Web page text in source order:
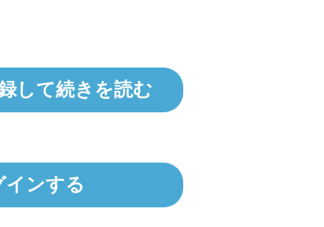
して続きを読む
インする